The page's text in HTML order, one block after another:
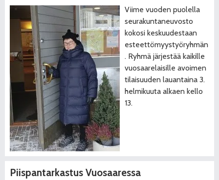
Viime vuoden puolella
seurakuntaneuvosto
kokosi keskuudestaan
esteettömyystyöryhmän
. Ryhmä järjestää kaikille
vuosaarelaisille avoimen
tilaisuuden lauantaina 3.
helmikuuta alkaen kello
13.
Piispantarkastus Vuosaaressa